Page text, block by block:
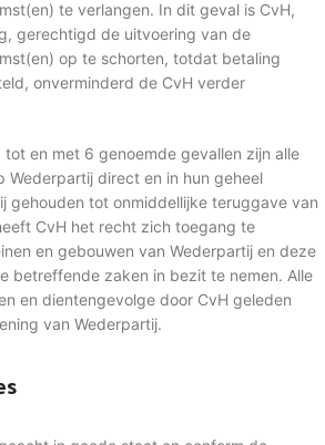
te verlangen. In dit geval is CvH,
gerechtigd de uitvoering van de
op te schorten, totdat betaling
onverminderd de CvH verder
en met 6 genoemde gevallen zijn alle
Wederpartij direct en in hun geheel
gehouden tot onmiddellijke teruggave van
CvH het recht zich toegang te
en gebouwen van Wederpartij en deze
betreffende zaken in bezit te nemen. Alle
en dientengevolge door CvH geleden
van Wederpartij.